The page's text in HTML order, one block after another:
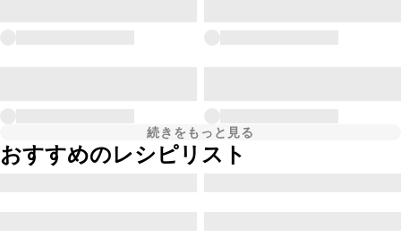
続きをもっと見る
おすすめのレシピリスト